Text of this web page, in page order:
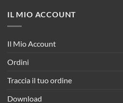
IL MIO ACCOUNT
Il Mio Account
Ordini
Traccia il tuo ordine
Download